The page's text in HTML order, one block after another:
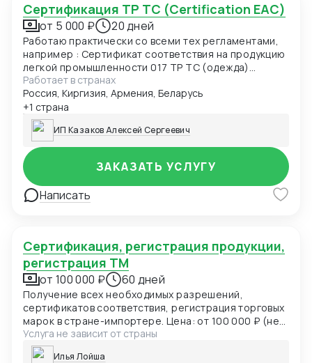
Сертификация ТР ТС (Certification EAC)
от 5 000 ₽ 20 дней
Работаю практически со всеми тех регламентами,
например : Сертификат соответствия на продукцию
легкой промышленности 017 ТР ТС (одежда)
Сертификат соответствия О безопасности
продукции, предназначенной для детей и
подростков 007 ТР ТС (детская одежда)
Сертификат соответствия О безопасности
низковольтного оборудования 004 ТР ТС
Сертификат соответствия Электромагнитная
совместимость технических средств 020 ТР ТС
Сертификат соответствия О БЕЗОПАСНОСТИ
КОЛЕСНЫХ ТРАНСПОРТНЫХ СРЕДСТВ 018 ТР ТС
Декларация соответствия ГОСТ, ЕАС Отказные
Работает в странах
Россия, Киргизия, Армения, Беларусь
+1 страна
ИП Казаков Алексей Сергеевич
Написать
ЗАКАЗАТЬ УСЛУГУ
Сертификация, регистрация продукции,
регистрация ТМ
от 100 000 ₽ 60 дней
Получение всех необходимых разрешений,
сертификатов соответствия, регистрация торговых
марок в стране-импортере. Цена: от 100 000 ₽ (не
включает расходы по оплате госпошлин и услуг
иностранных подрядчиков) Срок: 1-3 месяца
Услуга не зависит от страны
Илья Лойша